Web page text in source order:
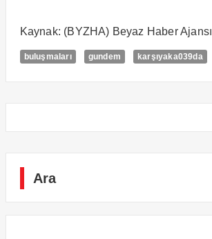
Kaynak: (BYZHA) Beyaz Haber Ajansı
buluşmaları gundem karşıyaka039da
Ara